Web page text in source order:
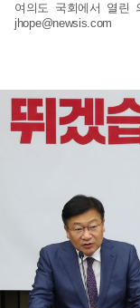
여의도 국회에서 열린
jhope@newsis.com